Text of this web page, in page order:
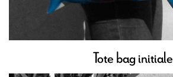
Tote bag initiale